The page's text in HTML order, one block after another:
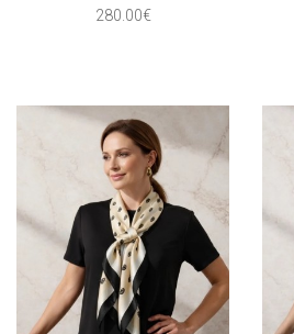
280.00€